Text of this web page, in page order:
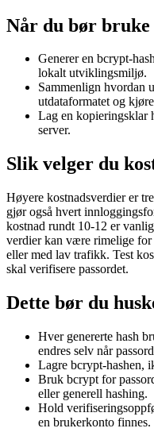
Når du bør
Generer en bcrypt-
lokalt utviklingsmiljø.
Sammenlign hvordan
utdataformatet og
Lag en kopieringsklar
server.
Slik velger du
Høyere kostnadsverdier er
gjør også hvert
kostnad rundt 10-12 er
verdier kan være rimelige
eller med lav trafikk. Test
skal verifisere passordet.
Dette bør du
Hver genererte hash
endres selv når
Lagre bcrypt-hashen,
Bruk bcrypt for
eller generell hashing.
Hold
en brukerkonto finnes.